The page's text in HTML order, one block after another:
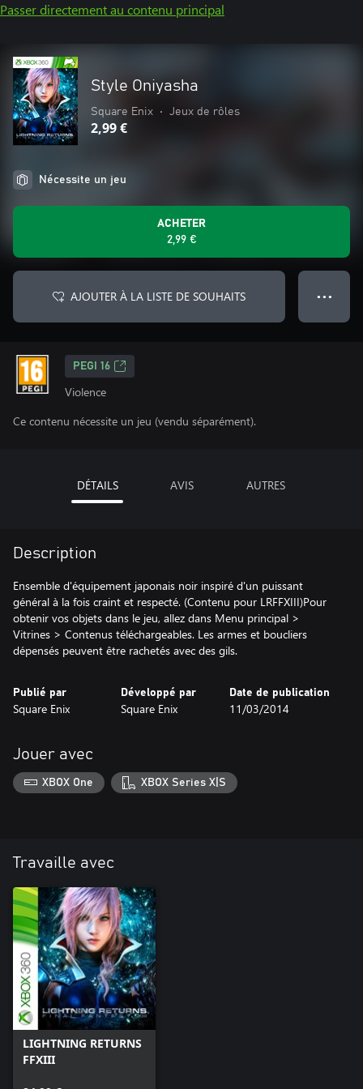
Passer directement au contenu principal
Style Oniyasha
Square Enix • Jeux de rôles
2,99 €
Nécessite un jeu
ACHETER
2,99 €
AJOUTER À LA LISTE DE SOUHAITS ● ● ●
PEGI 16
Violence
Ce contenu nécessite un jeu (vendu séparément).
DÉTAILS AVIS AUTRES
Description
Ensemble d'équipement japonais noir inspiré d'un puissant
général à la fois craint et respecté. (Contenu pour LRFFXIII)Pour
obtenir vos objets dans le jeu, allez dans Menu principal >
Vitrines > Contenus téléchargeables. Les armes et boucliers
dépensés peuvent être rachetés avec des gils.
Publié par
Square Enix
Développé par
Square Enix
Date de publication
11/03/2014
Jouer avec
XBOX One XBOX Series X|S
Travaille avec
LIGHTNING RETURNS
FFXIII